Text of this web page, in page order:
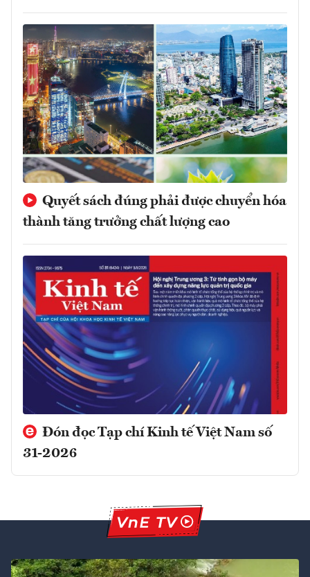
Quyết sách đúng phải được chuyển hóa
thành tăng trưởng chất lượng cao
Đón đọc Tạp chí Kinh tế Việt Nam số
31-2026